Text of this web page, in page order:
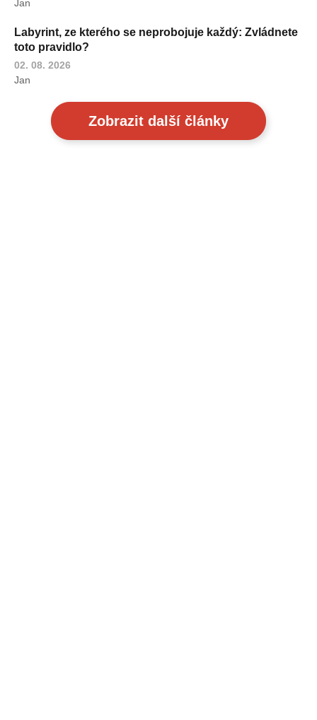
Jan
Labyrint, ze kterého se neprobojuje každý: Zvládnete
toto pravidlo?
02. 08. 2026
Jan
Zobrazit další články